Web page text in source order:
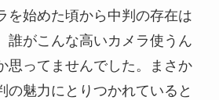
を始めた頃から中判の存在は
誰がこんな高いカメラ使うん
思ってませんでした。まさか
の魅力にとりつかれていると